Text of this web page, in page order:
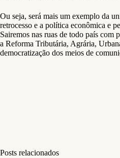
Ou seja, será mais um exemplo da
retrocesso e a política econômica e
Sairemos nas ruas de todo país com
a Reforma Tributária, Agrária,
democratização dos meios de
Posts relacionados